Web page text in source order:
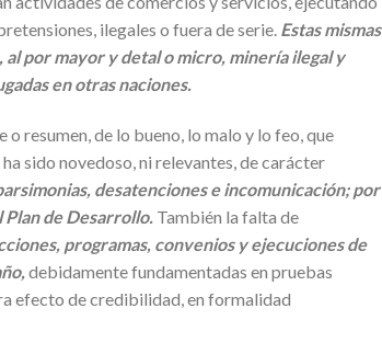
ilegales o fuera de serie. Estas mismas
por mayor y detal o micro, minería ilegal y
en otras naciones.
resumen, de lo bueno, lo malo y lo feo, que
sido novedoso, ni relevantes, de carácter
desatenciones e incomunicación; por
Plan de Desarrollo. También la falta de
programas, convenios y ejecuciones de
debidamente fundamentadas en pruebas
efecto de credibilidad, en formalidad